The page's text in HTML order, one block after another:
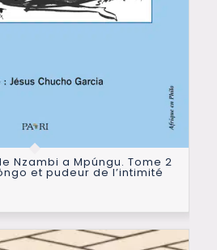
Nzambi a Mpúngu. Tome 2
et pudeur de l’intimité